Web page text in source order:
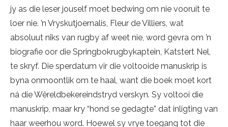
jy as die leser jouself moet bedwing om nie vooruit te
loer nie. ’n Vryskutjoernalis, Fleur de Villiers, wat
absoluut niks van rugby af weet nie, word gevra om ’n
biografie oor die Springbokrugbykaptein, Katstert Nel,
te skryf. Die sperdatum vir die voltooide manuskrip is
byna onmoontlik om te haal, want die boek moet kort
ná die Wêreldbekereindstryd verskyn. Sy voltooi die
manuskrip, maar kry “hond se gedagte” dat inligting van
haar weerhou word. Hoewel sy vrye toegang tot die